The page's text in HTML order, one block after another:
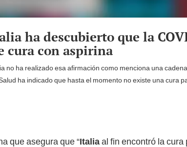
ha descubierto que la
cura con aspirina
no ha realizado esa afirmación como menciona una
ha indicado que hasta el momento no existe una cura
que asegura que “Italiaal fin encontró la cura